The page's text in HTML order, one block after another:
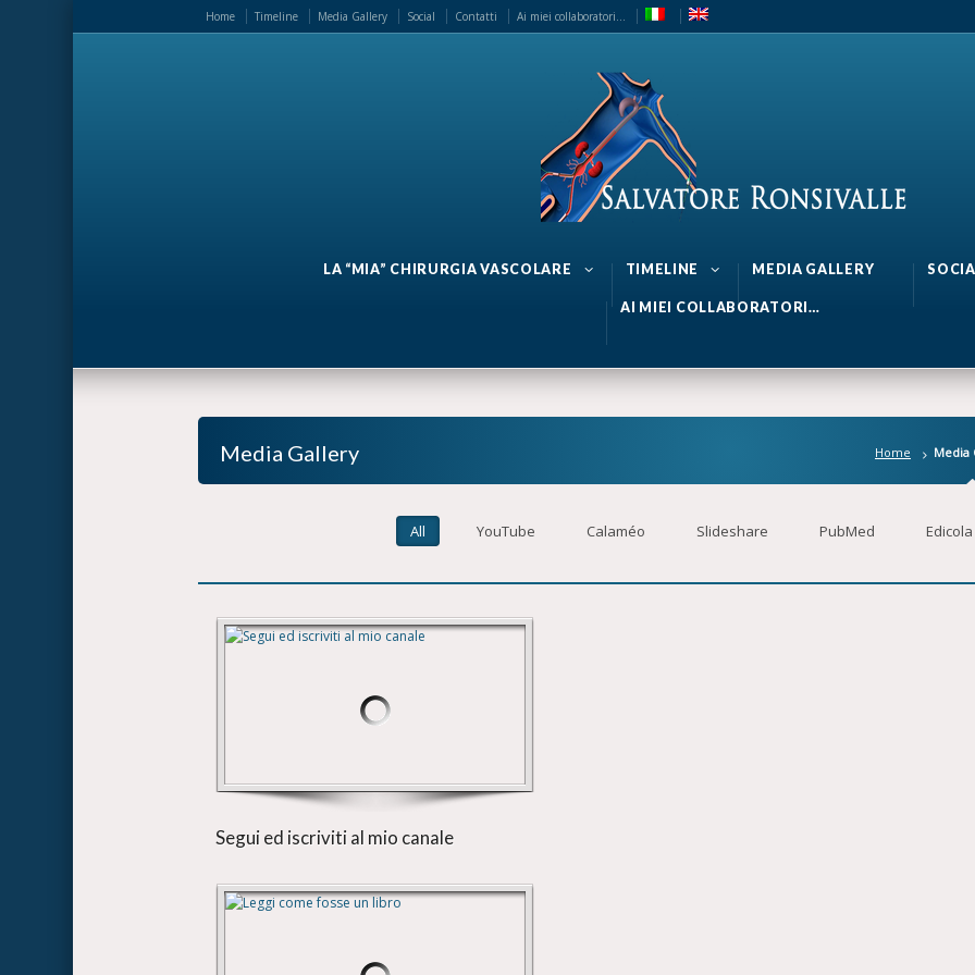
Home Timeline Media Gallery Social Contatti Ai miei collaboratori…
LA “MIA” CHIRURGIA VASCOLARE TIMELINE MEDIA GALLERY
AI MIEI COLLABORATORI…
Media Gallery Home Media
All YouTube Calaméo Slideshare PubMed Edicola
Segui ed iscriviti al mio canale